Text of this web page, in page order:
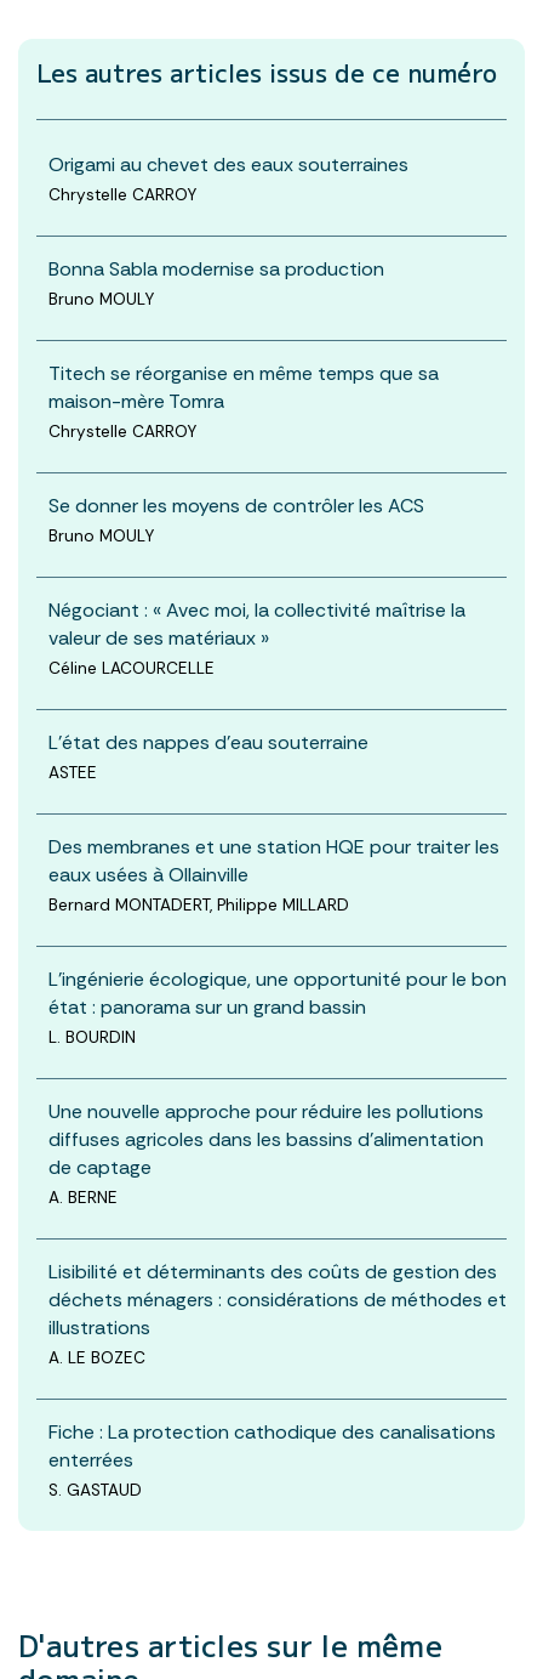
Les autres articles issus de ce numéro
Origami au chevet des eaux souterraines
Chrystelle CARROY
Bonna Sabla modernise sa production
Bruno MOULY
Titech se réorganise en même temps que sa
maison-mère Tomra
Chrystelle CARROY
Se donner les moyens de contrôler les ACS
Bruno MOULY
Négociant : « Avec moi, la collectivité maîtrise la
valeur de ses matériaux »
Céline LACOURCELLE
L'état des nappes d'eau souterraine
ASTEE
Des membranes et une station HQE pour traiter les
eaux usées à Ollainville
Bernard MONTADERT, Philippe MILLARD
L’ingénierie écologique, une opportunité pour le bon
état : panorama sur un grand bassin
L. BOURDIN
Une nouvelle approche pour réduire les pollutions
diffuses agricoles dans les bassins d’alimentation
de captage
A. BERNE
Lisibilité et déterminants des coûts de gestion des
déchets ménagers : considérations de méthodes et
illustrations
A. LE BOZEC
Fiche : La protection cathodique des canalisations
enterrées
S. GASTAUD
D'autres articles sur le même